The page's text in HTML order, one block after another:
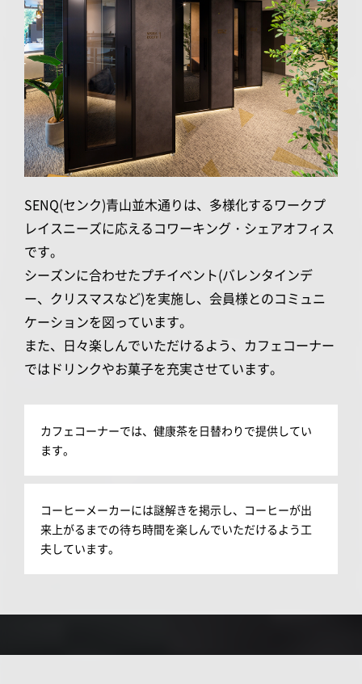
SENQ(センク)青山並木通りは、多様化するワークプ
レイスニーズに応えるコワーキング・シェアオフィス
です。
シーズンに合わせたプチイベント(バレンタインデ
ー、クリスマスなど)を実施し、会員様とのコミュニ
ケーションを図っています。
また、日々楽しんでいただけるよう、カフェコーナー
ではドリンクやお菓子を充実させています。
カフェコーナーでは、健康茶を日替わりで提供してい
ます。
コーヒーメーカーには謎解きを掲示し、コーヒーが出
来上がるまでの待ち時間を楽しんでいただけるよう工
夫しています。